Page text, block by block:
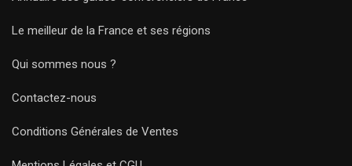
Le meilleur de la France et ses régions
Qui sommes nous ?
Contactez-nous
Conditions Générales de Ventes